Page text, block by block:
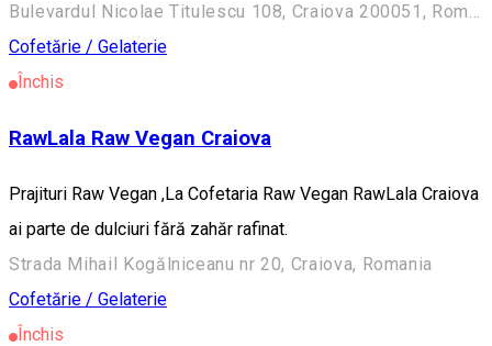
Bulevardul Nicolae Titulescu 108, Craiova 200051, România
Cofetărie / Gelaterie
Închis
RawLala Raw Vegan Craiova
Prajituri Raw Vegan ,La Cofetaria Raw Vegan RawLala Craiova
ai parte de dulciuri fără zahăr rafinat.
Strada Mihail Kogălniceanu nr 20, Craiova, Romania
Cofetărie / Gelaterie
Închis